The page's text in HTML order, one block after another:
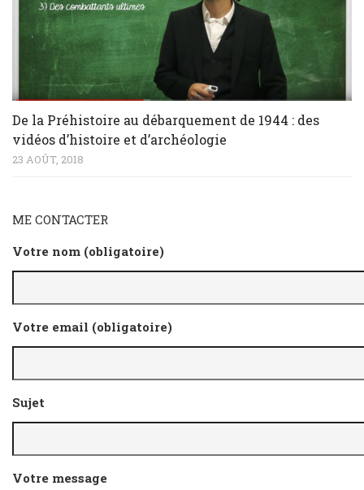
De la Préhistoire au débarquement de 1944 : des
vidéos d’histoire et d’archéologie
23 AOÛT, 2018
ME CONTACTER
Votre nom (obligatoire)
Votre email (obligatoire)
Sujet
Votre message